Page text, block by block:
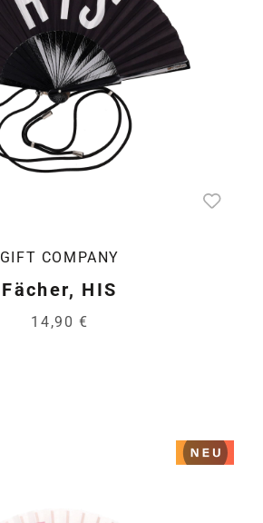
GIFT COMPANY
Fächer, HIS
14,90 €